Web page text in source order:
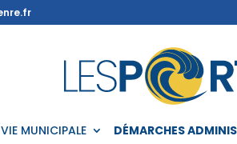
VIE MUNICIPALE DÉMARCHES